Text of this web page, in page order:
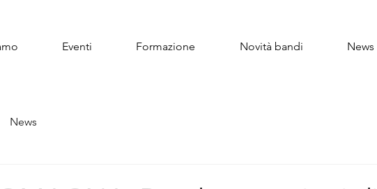
Eventi Formazione Novità bandi News
News